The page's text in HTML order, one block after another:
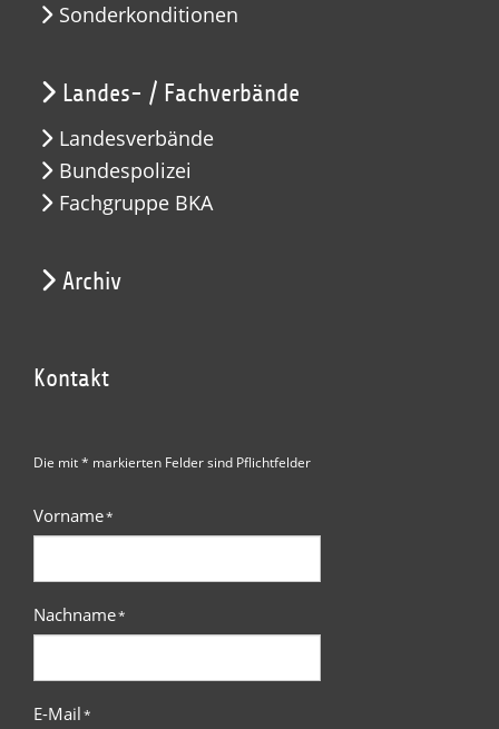
Sonderkonditionen
Landes- / Fachverbände
Landesverbände
Bundespolizei
Fachgruppe BKA
Archiv
Kontakt
Die mit * markierten Felder sind Pflichtfelder
Vorname*
Nachname*
E-Mail*